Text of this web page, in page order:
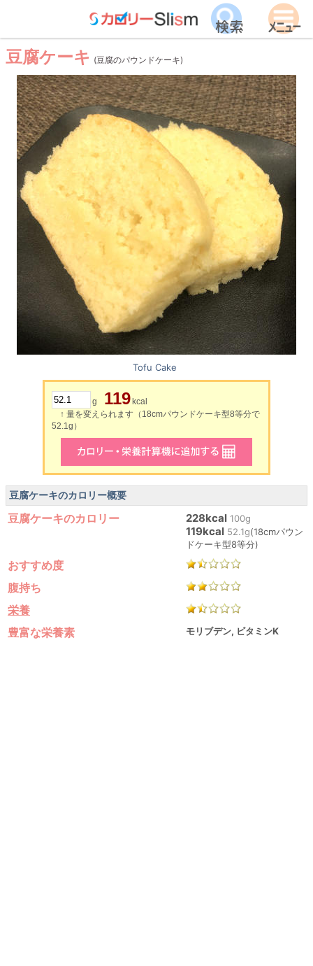
豆腐ケーキ (豆腐のパウンドケーキ)
Tofu Cake
g 119 kcal
↑ 量を変えられます（18cmパウンドケーキ型8等分で
52.1g）
豆腐ケーキのカロリー概要
豆腐ケーキのカロリー 228kcal 100g
119kcal 52.1g(18cmパウン
ドケーキ型8等分)
おすすめ度
腹持ち
栄養
豊富な栄養素
モリブデン, ビタミンK